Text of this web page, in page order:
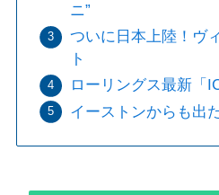
ニ”
ついに日本上陸！ヴ
ト
ローリングス最新「
イーストンからも出